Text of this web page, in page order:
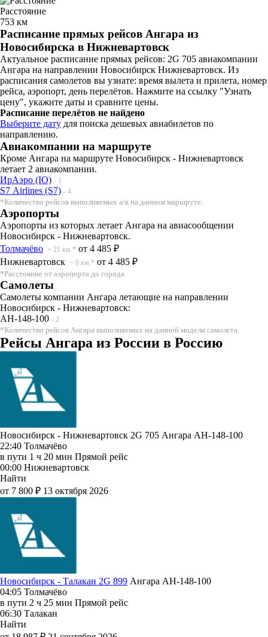
Расстояние
753 км
Расписание прямых рейсов Ангара из
Новосибирска в Нижневартовск
Актуальное расписание прямых рейсов: 2G 705 авиакомпании
Ангара на направлении Новосибирск Нижневартовск. Из
расписания самолетов вы узнате: время вылета и прилета, номер
рейса, аэропорт, день перелётов. Нажмите на ссылку "Узнать
цену", укажите даты и сравните цены.
Расписание перелётов не найдено
Выберите дату для поиска дешевых авиабилетов по
направлению.
Авиакомпании на маршруте
Кроме Ангара на маршруте Новосибирск - Нижневартовск
летает 2 авиакомпании.
ИрАэро (IO) - 1
S7 Airlines (S7) - 4
*Количество рейсов выполняемых а/к на данном маршруте.
Аэропорты
Аэропорты из которых летает Ангара на авиасообщении
Новосибирск - Нижневартовск.
Толмачёво ~ 21 км.* от 4 485 ₽
Нижневартовск ~ 0 км.* от 4 485 ₽
*Расстояние от аэропорта до города
Самолеты
Самолеты компании Ангара летающие на направлении
Новосибирск - Нижневартовск:
АН-148-100 - 2
*Количество рейсов Ангара выполняемых на данной модели самолета.
Рейсы Ангара из России в Россию
Новосибирск - Нижневартовск 2G 705 Ангара АН-148-100
22:40 Толмачёво
в пути 1 ч 20 мин Прямой рейс
00:00 Нижневартовск
Найти
от 7 800 ₽ 13 октября 2026
Новосибирск - Талакан 2G 899 Ангара АН-148-100
04:05 Толмачёво
в пути 2 ч 25 мин Прямой рейс
06:30 Талакан
Найти